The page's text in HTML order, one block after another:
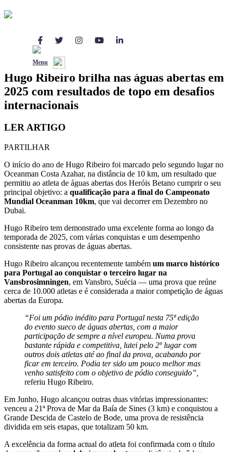
Menu
Notícias
15 Jul 2025
Hugo Ribeiro brilha nas águas abertas em
2025 com resultados de topo em desafios
internacionais
LER ARTIGO
PARTILHAR
O início do ano de Hugo Ribeiro foi marcado pelo segundo lugar no
Oceanman Costa Azahar, na distância de 10 km, um resultado que
permitiu ao atleta de águas abertas dos Heróis Betano cumprir o seu
principal objetivo: a qualificação para a final do Campeonato
Mundial Oceanman 10km, que vai decorrer em Dezembro no
Dubai.
Hugo Ribeiro tem demonstrado uma excelente forma ao longo da
temporada de 2025, com várias conquistas e um desempenho
consistente nas provas de águas abertas.
Hugo Ribeiro alcançou recentemente também um marco histórico
para Portugal ao conquistar o terceiro lugar na
Vansbrosimningen, em Vansbro, Suécia — uma prova que reúne
cerca de 10.000 atletas e é considerada a maior competição de águas
abertas da Europa.
“Foi um pódio inédito para Portugal nesta 75ª edição
do evento sueco de águas abertas, com a maior
participação de sempre a nível europeu. Numa prova
bastante rápida e competitiva, lutei pelo 2º lugar com
outros dois atletas até ao final da prova, acabando por
ficar em terceiro. Podia ter sido um pouco melhor mas
venho satisfeito com o objetivo de pódio conseguido”,
referiu Hugo Ribeiro.
Em Junho, Hugo alcançou outras duas vitórias impressionantes:
venceu a 21ª Prova de Mar da Baía de Sines (3 km) e conquistou a
Grande Descida de Castelo de Bode, uma prova de resistência
dividida em seis etapas, que totalizam 50 km.
A excelência da forma actual do atleta foi confirmada com o título